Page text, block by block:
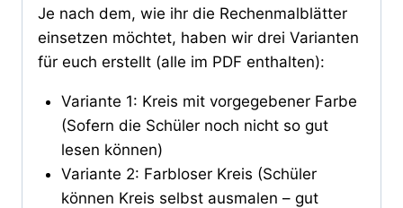
Je nach dem, wie ihr die Rechenmalblätter
einsetzen möchtet, haben wir drei Varianten
für euch erstellt (alle im PDF enthalten):
Variante 1: Kreis mit vorgegebener Farbe
(Sofern die Schüler noch nicht so gut
lesen können)
Variante 2: Farbloser Kreis (Schüler
können Kreis selbst ausmalen – gut